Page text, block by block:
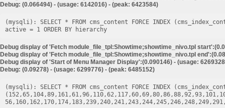
Debug: (0.066494) - (usage: 6142016) - (peak: 6423584)
(mysqli): SELECT * FROM cms_content FORCE INDEX
Debug display of 'Fetch module_file_tpl:Showtime;showtime_nivo.tpl
Debug display of 'Fetch module_file_tpl:Showtime;showtime_nivo.tpl
Debug display of 'Start of Menu Manager Display':(0.090146) - (usage:
Debug: (0.09278) - (usage: 6299776) - (peak: 6485152)
(mysqli): SELECT * FROM cms_content FORCE INDEX